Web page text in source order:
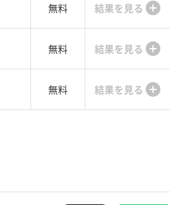
無料 結果を見る
無料 結果を見る
無料 結果を見る